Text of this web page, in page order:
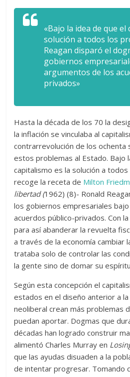
«Bajo la idea de que el
solución a todos los
Reagan disparó el
gobiernos
argumentos de los
privados»
Hasta la década de los 70 la
la inflación se vinculaba al
contrarrevolución de los ochenta
estos problemas al Estado. Bajo
capitalismo es la solución a
recoge la receta de Milton
libertad(1962) (8)- Ronald
los gobiernos empresariales
acuerdos público-privados. Con
para así abanderar la revuelta
a través de la economía cambiar
trataba solo de controlar las
la gente sino de domar su
Según esta concepción el
estados en el diseño anterior a
neoliberal crean más problemas
puedan aportar. Dogmas que
décadas han logrado construir
alimentó Charles Murray en
que las ayudas disuaden a la
de intentar progresar. Tomando